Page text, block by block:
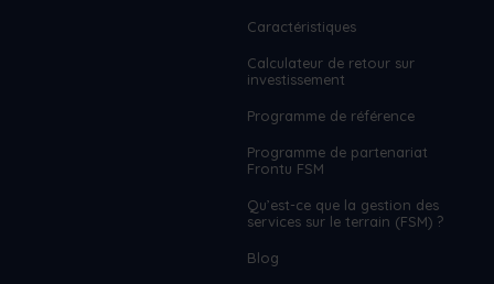
Caractéristiques
Calculateur de retour sur
investissement
Programme de référence
Programme de partenariat
Frontu FSM
Qu’est-ce que la gestion des
services sur le terrain (FSM) ?
Blog